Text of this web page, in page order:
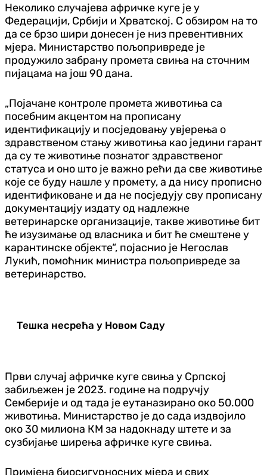
Неколико случајева афричке куге је у
Федерацији, Србији и Хрватској. С обзиром на то
да се брзо шири донесен је низ превентивних
мјера. Министарство пољопривреде је
продужило забрану промета свиња на сточним
пијацама на још 90 дана.
„Појачане контроле промета животиња са
посебним акцентом на прописану
идентификацију и посједовању увјерења о
здравственом стању животиња као једини гарант
да су те животиње познатог здравственог
статуса и оно што је важно рећи да све животиње
које се буду нашле у промету, а да нису прописно
идентификоване и да не посједују сву прописану
документацију издату од надлежне
ветеринарске организације, такве животиње бит
ће изузимање од власника и бит ће смештене у
карантинске објекте“, појаснио је Негослав
Лукић, помоћник министра пољопривреде за
ветеринарство.
Тешка несрећа у Новом Саду
Први случај афричке куге свиња у Српској
забиљежен је 2023. године на подручју
Семберије и од тада је еутаназирано око 50.000
животиња. Министарство је до сада издвојило
око 30 милиона КМ за надокнаду штете и за
сузбијање ширења афричке куге свиња.
Примјена биосигурносних мјера и свих